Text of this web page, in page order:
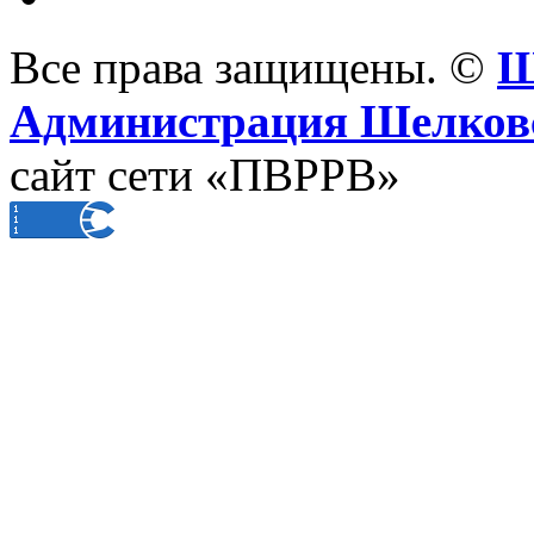
Все права защищены. ©
Администрация
сайт сети «ПВРРВ»